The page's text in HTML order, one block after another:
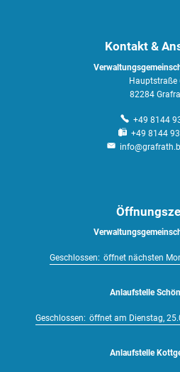
Kontakt &
Hauptstraße
82284
+49 8144
+49 8144
Klicken, um weitere Öffnungs-
Geschlossen: öffnet nächsten
Anlaufstelle
Klicken, um weitere Öffnungs- oder
Geschlossen: öffnet am Dienstag,
Anlaufstelle